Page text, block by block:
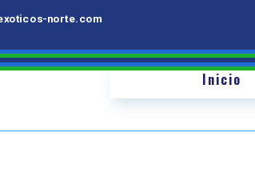
norte.com
Inicio